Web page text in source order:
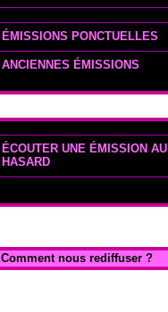
ÉMISSIONS PONCTUELLES
ANCIENNES ÉMISSIONS
ÉCOUTER UNE ÉMISSION AU
HASARD
Comment nous rediffuser ?